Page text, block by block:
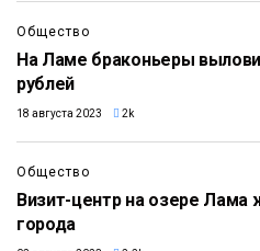
Общество
На Ламе браконьеры
рублей
18 августа 2023 2k
Общество
Визит-центр на озере Лама
города